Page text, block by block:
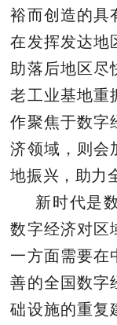
裕而创造的具
在发挥发达地
助落后地区尽
老工业基地重
作聚焦于数字
济领域，则会
地振兴，助力
新时代是
数字经济对区
一方面需要在
善的全国数字
础设施的重复